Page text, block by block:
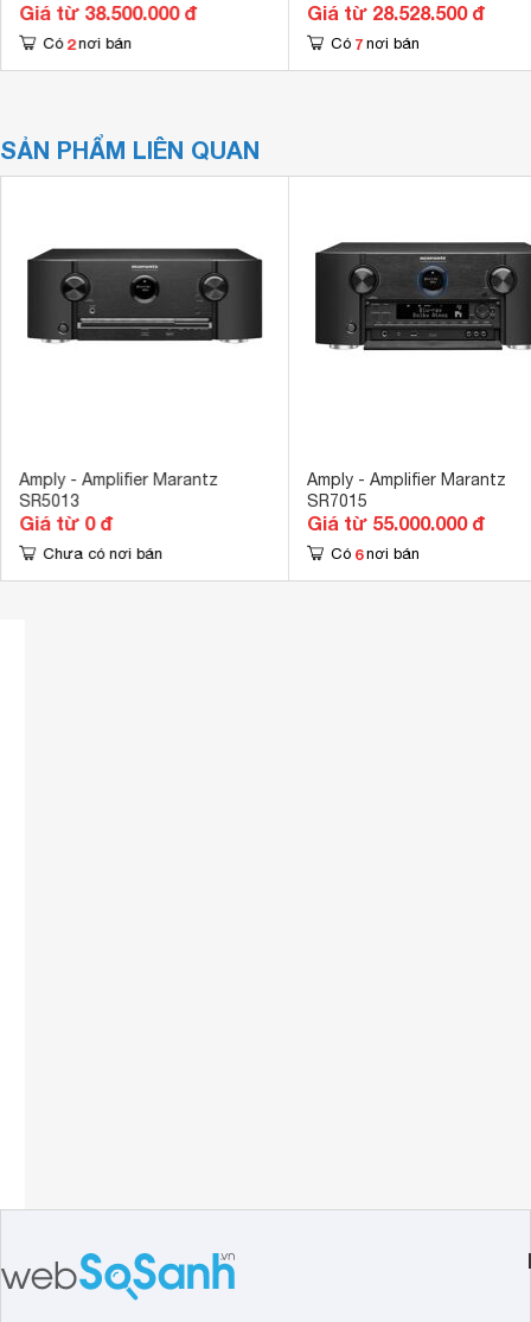
Giá từ 38.500.000 đ
Có 2 nơi bán
Giá từ 28.528.500 đ
Có 7 nơi bán
SẢN PHẨM LIÊN QUAN
Amply - Amplifier Marantz
SR5013
Giá từ 0 đ
Chưa có nơi bán
Amply - Amplifier Marantz
SR7015
Giá từ 55.000.000 đ
Có 6 nơi bán